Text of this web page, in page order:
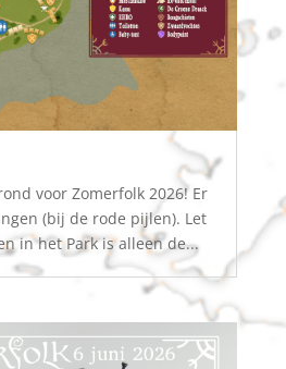
voor Zomerfolk 2026! Er
(bij de rode pijlen). Let
in het Park is alleen de...